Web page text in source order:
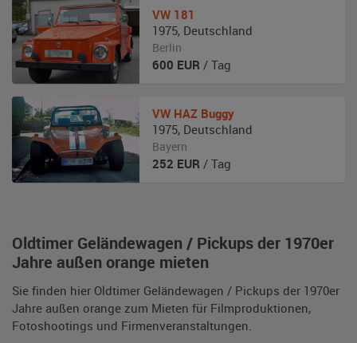
Oldtimer Geländewagen / Pickups der 1970er
Jahre außen orange mieten
Sie finden hier Oldtimer Geländewagen / Pickups der 1970er
Jahre außen orange zum Mieten für Filmproduktionen,
Fotoshootings und Firmenveranstaltungen.
VW 181
1975, Deutschland
Berlin
600 EUR / Tag
VW HAZ Buggy
1975, Deutschland
Bayern
252 EUR / Tag